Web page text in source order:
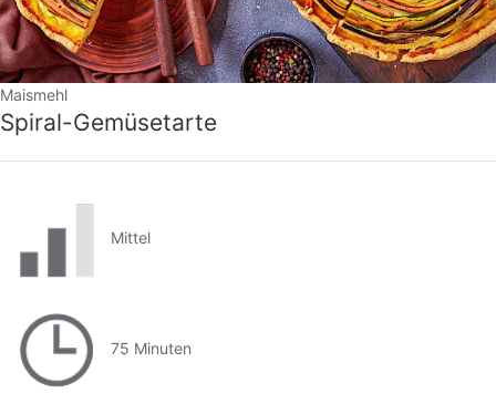
Maismehl
Spiral-Gemüsetarte
Mittel
75 Minuten